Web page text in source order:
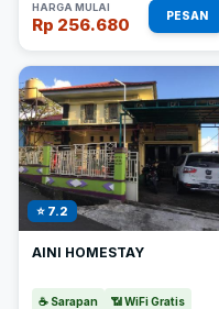
HARGA MULAI
Rp 256.680 PESAN
⭐ 7.2
AINI HOMESTAY
☕ Sarapan 📶 WiFi Gratis